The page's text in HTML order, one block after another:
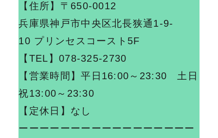
【住所】 〒650-0012
兵庫県神戸市中央区北長狭通1-9-
10 プリンセスコースト5F
【TEL】078-325-2730
【営業時間】平日16:00～23:30 土日
祝13:00～23:30
【定休日】なし
ーーーーーーーーーーーーーーーーー